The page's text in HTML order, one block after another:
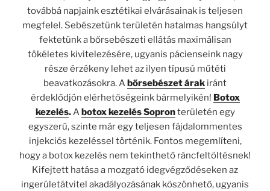
továbbá napjaink esztétikai elvárásainak is teljesen
megfelel. Sebészetünk területén hatalmas hangsúlyt
fektetünk a bőrsebészeti ellátás maximálisan
tökéletes kivitelezésére, ugyanis pácienseink nagy
része érzékeny lehet az ilyen típusú műtéti
beavatkozásokra. Abőrsebészet árak iránt
érdeklődjön elérhetőségeink bármelyikén! Botox
kezelés.Abotox kezelés Sopronterületén egy
egyszerű, szinte már egy teljesen fájdalommentes
injekciós kezeléssel történik. Fontos megemlíteni,
hogy a botox kezelés nem tekinthető ráncfeltöltésnek!
Kifejtett hatása a mozgató idegvégződéseken az
ingerületátvitel akadályozásának köszönhető, ugyanis